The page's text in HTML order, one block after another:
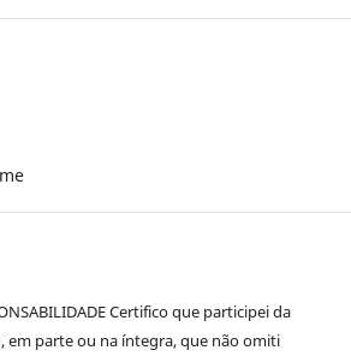
Certifico que participei da
em parte ou na íntegra, que não omiti